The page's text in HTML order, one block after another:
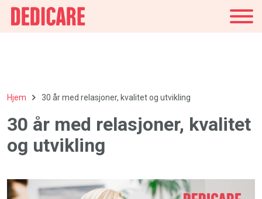
Hjem 30 år med relasjoner, kvalitet og utvikling
30 år med relasjoner, kvalitet
og utvikling